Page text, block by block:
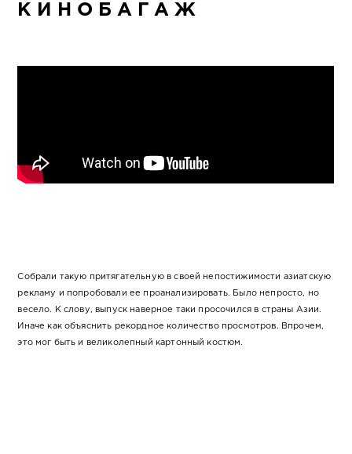
КИНОБАГАЖ
Собрали такую притягательную в своей непостижимости азиатскую
рекламу и попробовали ее проанализировать. Было непросто, но
весело. К слову, выпуск наверное таки просочился в страны Азии.
Иначе как объяснить рекордное количество просмотров. Впрочем,
это мог быть и великолепный картонный костюм.